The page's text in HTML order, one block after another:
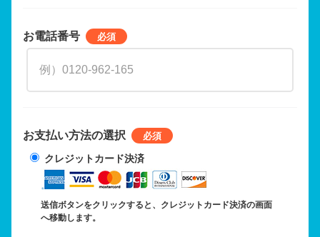
お電話番号
お支払い方法の選択
クレジットカード決済
送信ボタンをクリックすると、クレジットカード決済の画面
へ移動します。